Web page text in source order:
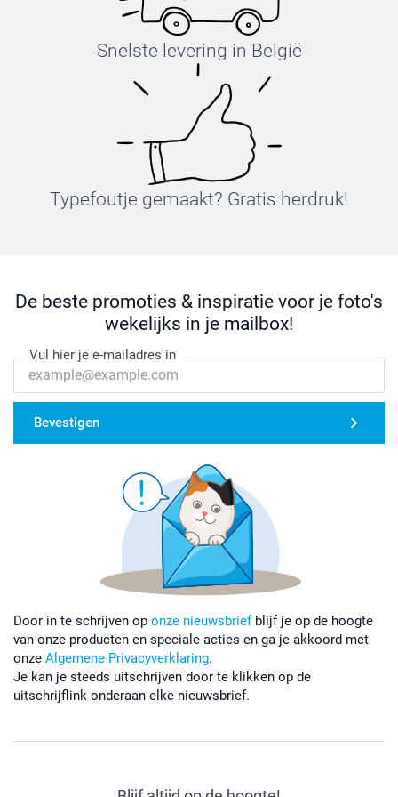
Snelste levering in België
Typefoutje gemaakt? Gratis herdruk!
De beste promoties & inspiratie voor je foto's
wekelijks in je mailbox!
Vul hier je e-mailadres in
Bevestigen
Door in te schrijven op onze nieuwsbrief blijf je op de hoogte
van onze producten en speciale acties en ga je akkoord met
onze Algemene Privacyverklaring.
Je kan je steeds uitschrijven door te klikken op de
uitschrijflink onderaan elke nieuwsbrief.